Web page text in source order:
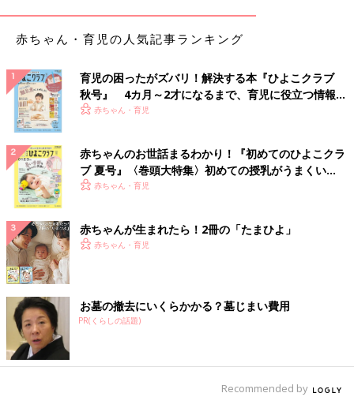
赤ちゃん・育児の人気記事ランキング
育児の困ったがズバリ！解決する本『ひよこクラブ
秋号』 4カ月～2才になるまで、育児に役立つ情報が
いっぱい！
赤ちゃん・育児
赤ちゃんのお世話まるわかり！『初めてのひよこクラ
ブ 夏号』〈巻頭大特集〉初めての授乳がうまくい
く！ おっぱい・ミルクの基本と夏のトラブル 解決テ
赤ちゃん・育児
赤ちゃんが生まれたら！2冊の「たまひよ」
赤ちゃん・育児
お墓の撤去にいくらかかる？墓じまい費用
PR(くらしの話題)
Recommended by